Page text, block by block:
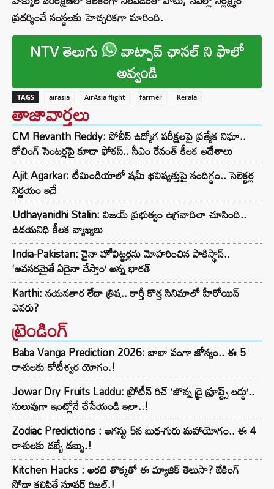
ప్రదర్శించే సంస్థలకు హెచ్చరికగా మారింది.
NTV తెలుగు వాట్సాప్ ఛానల్ ని ఫాలో
అవ్వండి
TAGS airasia AirAsia flight farmer Kerala
తాజావార్తలు
CM Revanth Reddy: పోలీస్ ఉద్యోగ పరీక్షలపై ప్రత్యేక నిఘా..
కోచింగ్ సెంటర్లపై కూడా ఫోకస్.. సీఎం రేవంత్ కీలక ఆదేశాలు
Ajit Agarkar: టీమిండియాలో షమీ భవిష్యత్తుపై సందిగ్ధం.. సెలెక్టర్ల
నిర్ణయం ఇదే
Udhayanidhi Stalin: విజయ్ ప్రభుత్వం ఉగ్రవాదిలా చూసింది..
ఉదయనిధి కీలక వ్యాఖ్యలు
India-Pakistan: చైనా హోవిట్జర్లను మోహరించిన పాకిస్థాన్..
‘అవసరమైతే ఏదైనా చేస్తాం’ అన్న భారత్
Karthi: నయనతార లేదా త్రిష.. కార్తీ కొత్త సినిమాలో హీరోయిన్
ఎవరు?
ట్రెండింగ్‌
Baba Vanga Prediction 2026: బాబా వంగా జోస్యం.. ఈ 5
రాశులకు కోటీశ్వర యోగం.!
Jowar Dry Fruits Laddu: ప్రోటీన్ రిచ్ ‘జొన్న డ్రై ఫ్రూప్ట్స్ లడ్డు’..
సులువుగా ఇంట్లోనే చేసేయండి ఇలా..!
Zodiac Predictions : ఆగస్టు 5న బుధ-గురు మహాయోగం.. ఈ 4
రాశులకు డబ్బే డబ్బు.!
Kitchen Hacks : అరటి తొక్కతో ఈ మ్యాజిక్ తెలుసా? బేకింగ్
సోడా కలిపితే సూపర్ రిజల్ట్.!